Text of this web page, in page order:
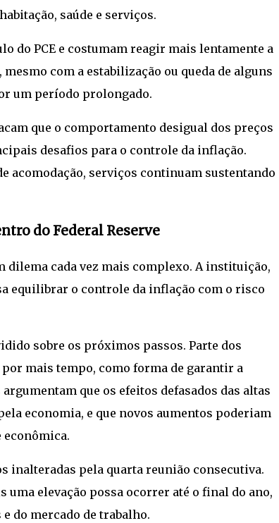
saúde e serviços.
do PCE e costumam reagir mais lentamente a
com a estabilização ou queda de alguns
um período prolongado.
que o comportamento desigual dos preços
desafios para o controle da inflação.
acomodação, serviços continuam sustentando
do Federal Reserve
dilema cada vez mais complexo. A instituição,
equilibrar o controle da inflação com o risco
sobre os próximos passos. Parte dos
mais tempo, como forma de garantir a
que os efeitos defasados das altas
economia, e que novos aumentos poderiam
econômica.
inalteradas pela quarta reunião consecutiva.
uma elevação possa ocorrer até o final do ano,
do mercado de trabalho.